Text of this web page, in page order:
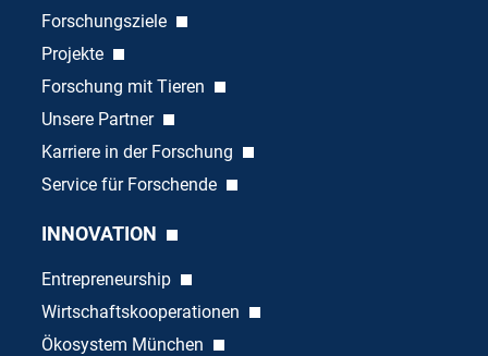
Forschungsziele
Projekte
Forschung mit Tieren
Unsere Partner
Karriere in der Forschung
Service für Forschende
INNOVATION
Entrepreneurship
Wirtschaftskooperationen
Ökosystem München